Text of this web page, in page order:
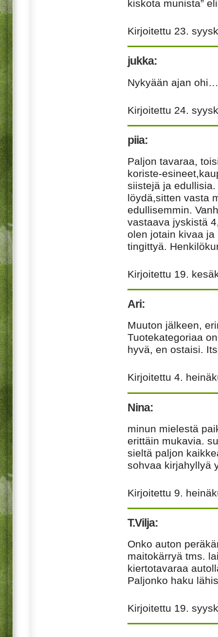
kiskota munista”
Kirjoitettu 23.
jukka:
Nykyään ajan ohi…
Kirjoitettu 24.
piia:
Paljon tavaraa,
koriste-
siistejä ja
löydä,sitten vasta
edullisemmin.
vastaava jyskistä
olen jotain kivaa
tingittyä.
Kirjoitettu 19.
Ari:
Muuton jälkeen,
Tuotekategoriaa
hyvä, en ostaisi.
Kirjoitettu 4.
Nina:
minun mielestä
erittäin mukavia.
sieltä paljon
sohvaa kirjahyllyä
Kirjoitettu 9.
T.Vilja:
Onko auton
maitokärryä tms.
kiertotavaraa
Paljonko haku
Kirjoitettu 19.